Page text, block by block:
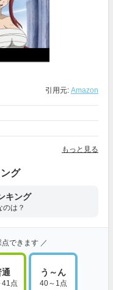
引用元: Amazon
もっと見る
グ
キング
は？
できます ／
41点
う～ん
40～1点